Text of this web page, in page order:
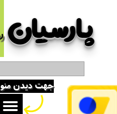
پارسیان​​​​​​​
حساب کاربری من
تغییر گذر واژه
سفارشات
خروج از حساب کاربریجهت دیدن منو